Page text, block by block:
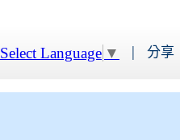
Select Language ▼ | 分享